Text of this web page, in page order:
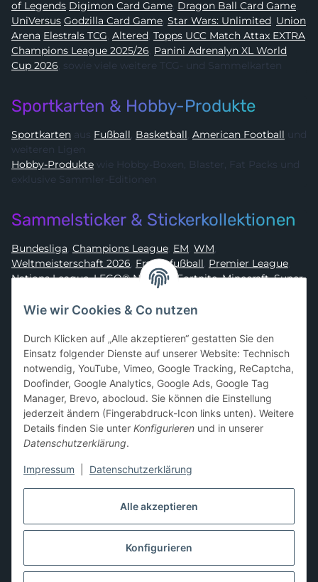
of Legends
Digimon Card Game, Dragon Ball Card Game,
UniVersus
Godzilla Card Game, Star Wars: Unlimited, Union
Arena
Elestrals TCG, Altered, Topps UCC Match Attax EXTRA
Champions League 2025/26, Panini Adrenalyn XL World
Cup 2026, sowie viele weitere TCG- und Sammelkarten
Sportkarten & Hobby-Produkte
Sportkarten aus Fußball, Basketball, American Football und
weiteren Ligen
Hobby-Produkte
exklusive Sammler-Editionen
Sammelsticker & Stickerkollektionen
Bundesliga, Champions League, EM, WM,
Weltmeisterschaft 2026, Frauenfußball, Premier League,
Nations League, LEGO® Ninjago Fortnite,Minecraft,Super
Asterix
Sammelkarten-Zubehör &
Schutzprodukte
Card Sleeves, Penny Sleeves, Premium Sleeves,Toploader
Magnetic Holder, Sammelalben / Binder / Pocket Pages
Deckboxen ,Playmats undAufbewahrungslösungen
Vertrag widerrufen
* Alle Preise inkl. gesetzlicher USt., zzgl.Versand
Alle akzeptieren
Konfigurieren
Wie wir Cookies & Co nutzen
Durch Klicken auf „Alle akzeptieren“ gestatten Sie den
Einsatz folgender Dienste auf unserer Website: Technisch
notwendig, YouTube, Vimeo, Google Tracking, ReCaptcha,
Doofinder, Google Analytics, Google Ads, Google Tag
Manager, Brevo, abocloud. Sie können die Einstellung
jederzeit ändern (Fingerabdruck-Icon links unten). Weitere
Details finden Sie unter Konfigurieren und in unserer
Datenschutzerklärung.
Impressum Datenschutzerklärung